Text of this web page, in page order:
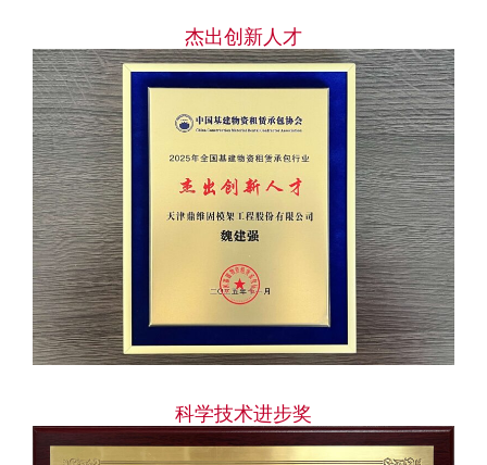
杰出创新人才
科学技术进步奖